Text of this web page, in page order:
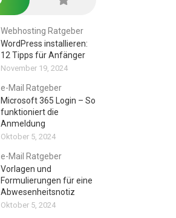
Webhosting Ratgeber
WordPress installieren:
12 Tipps für Anfänger
November 19, 2024
e-Mail Ratgeber
Microsoft 365 Login – So
funktioniert die
Anmeldung
Oktober 5, 2024
e-Mail Ratgeber
Vorlagen und
Formulierungen für eine
Abwesenheitsnotiz
Oktober 5, 2024